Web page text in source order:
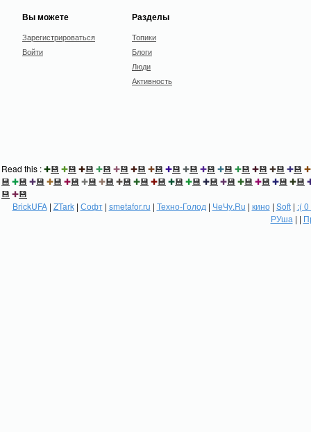
Вы можете
Зарегистрироваться
Войти
Разделы
Топики
Блоги
Люди
Активность
Read this :✚💾 ✚💾 ✚💾 ✚💾 ✚💾 ✚💾 ✚💾 ✚💾 ✚💾 ✚💾 ✚💾 ✚💾 ✚💾 ✚💾 ✚💾 ✚
💾 ✚💾 ✚💾 ✚💾 ✚💾 ✚💾 ✚💾 ✚💾 ✚💾 ✚💾 ✚💾 ✚💾 ✚💾 ✚💾 ✚💾 ✚💾 ✚💾 ✚💾
💾 ✚💾
BrickUFA| ZTark| Софт| smetafor.ru | Техно-Голод | ЧеЧу.Ru | кино| Soft| :(
РУша | |